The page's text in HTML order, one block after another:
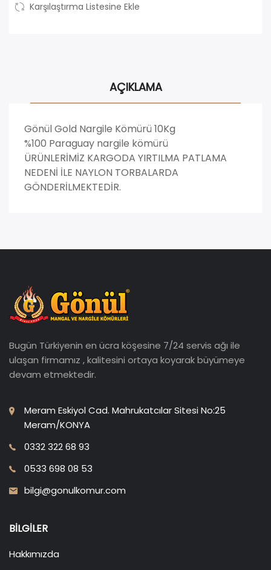
Karşılaştırma Listesine Ekle
AÇIKLAMA
Gönül Gold Nargile Kömürü 10Kg
%100 Paraguay nargile kömürü
ÜRÜNLERİMİZ KARGODA YIRTILMA PATLAMA
NEDENİ İLE NAYLON TORBALARDA
GÖNDERİLMEKTEDİR.
Bugün Türkiyenin en ücra köşesine 7/24 servis ağı ile
ulaşan firmamız , kalitesini ortaya koyarak büyümeye
devam etmektedir.
Meram Eskiyol Cad. Mahrukatcılar Sitesi No:25
Meram/KONYA
0332 322 68 93
0533 698 08 53
bilgi@gonulkomur.com
BILGILER
Hakkımızda